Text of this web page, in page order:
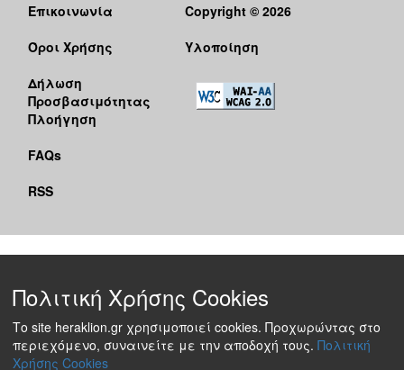
Επικοινωνία
Όροι Χρήσης
Δήλωση
Προσβασιμότητας
Πλοήγηση
FAQs
RSS
Copyright © 2026
Υλοποίηση
Πολιτική Χρήσης Cookies
Το site heraklion.gr χρησιμοποιεί cookies. Προχωρώντας στο
περιεχόμενο, συναινείτε με την αποδοχή τους. Πολιτική
Χρήσης Cookies